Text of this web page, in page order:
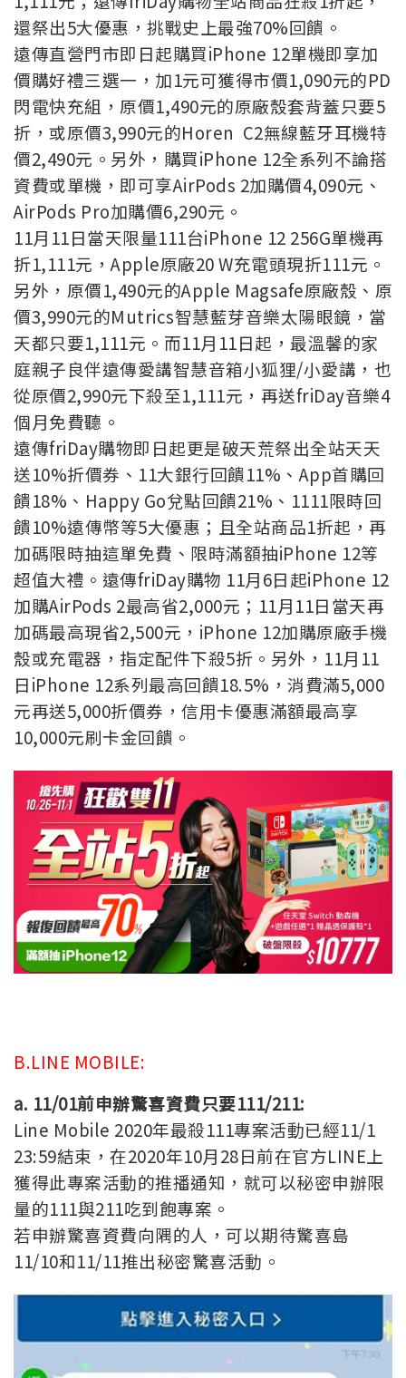
還祭出5大優惠，挑戰史上最強70%回饋。
遠傳直營門市即日起購買iPhone 12單機即享加
價購好禮三選一，加1元可獲得市價1,090元的PD
閃電快充組，原價1,490元的原廠殼套背蓋只要5
折，或原價3,990元的Horen C2無線藍牙耳機特
價2,490元。另外，購買iPhone 12全系列不論搭
資費或單機，即可享AirPods 2加購價4,090元、
AirPods Pro加購價6,290元。
11月11日當天限量111台iPhone 12 256G單機再
折1,111元，Apple原廠20 W充電頭現折111元。
另外，原價1,490元的Apple Magsafe原廠殼、原
價3,990元的Mutrics智慧藍芽音樂太陽眼鏡，當
天都只要1,111元。而11月11日起，最溫馨的家
庭親子良伴遠傳愛講智慧音箱小狐狸/小愛講，也
從原價2,990元下殺至1,111元，再送friDay音樂4
個月免費聽。
遠傳friDay購物即日起更是破天荒祭出全站天天
送10%折價券、11大銀行回饋11%、App首購回
饋18%、Happy Go兌點回饋21%、1111限時回
饋10%遠傳幣等5大優惠；且全站商品1折起，再
加碼限時抽這單免費、限時滿額抽iPhone 12等
超值大禮。遠傳friDay購物 11月6日起iPhone 12
加購AirPods 2最高省2,000元；11月11日當天再
加碼最高現省2,500元，iPhone 12加購原廠手機
殼或充電器，指定配件下殺5折。另外，11月11
日iPhone 12系列最高回饋18.5%，消費滿5,000
元再送5,000折價券，信用卡優惠滿額最高享
10,000元刷卡金回饋。
B.LINE MOBILE:
a. 11/01前申辦驚喜資費只要111/211:
Line Mobile 2020年最殺111專案活動已經11/1
23:59結束，在2020年10月28日前在官方LINE上
獲得此專案活動的推播通知，就可以秘密申辦限
量的111與211吃到飽專案。
若申辦驚喜資費向隅的人，可以期待驚喜島
11/10和11/11推出秘密驚喜活動。